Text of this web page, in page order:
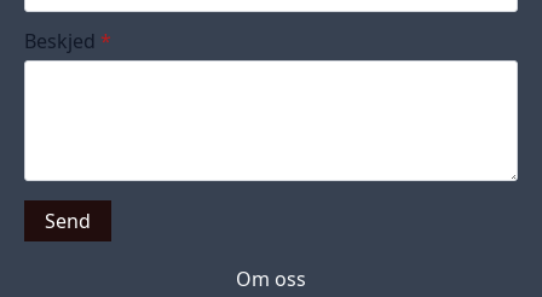
Beskjed *
Send
Om oss